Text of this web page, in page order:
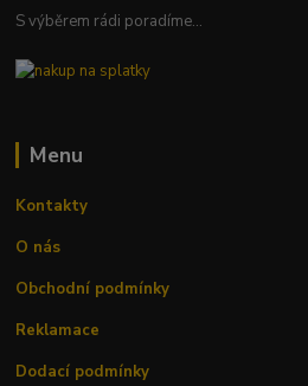
S výběrem rádi poradíme...
Menu
Kontakty
O nás
Obchodní podmínky
Reklamace
Dodací podmínky